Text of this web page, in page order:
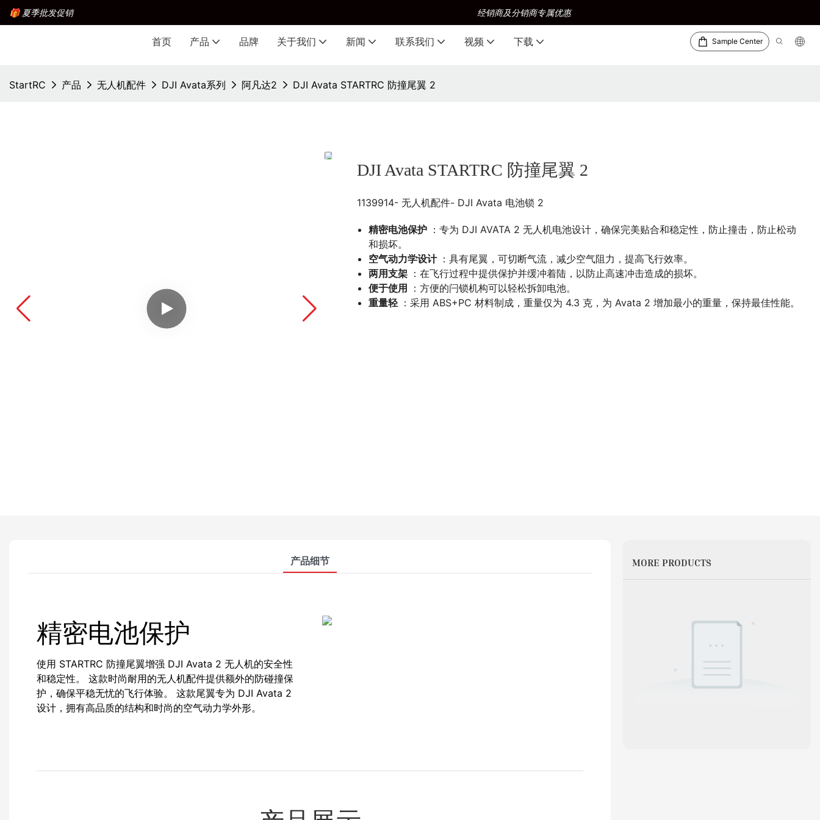
🎁 夏季批发促销 经销商及分销商专属优惠
首页 产品 品牌 关于我们 新闻 联系我们 视频 下载 Sample Center
StartRC 产品 无人机配件 DJI Avata系列 阿凡达2 DJI Avata STARTRC 防撞尾翼 2
DJI Avata STARTRC 防撞尾翼 2
1139914- 无人机配件- DJI Avata 电池锁 2
精密电池保护 ：专为 DJI AVATA 2 无人机电池设计，确保完美贴合和稳定性，防止撞击，防止松动
和损坏。
空气动力学设计 ：具有尾翼，可切断气流，减少空气阻力，提高飞行效率。
两用支架 ：在飞行过程中提供保护并缓冲着陆，以防止高速冲击造成的损坏。
便于使用
：方便的闩锁机构可以轻松拆卸电池。
重量轻 ：采用 ABS+PC 材料制成，重量仅为 4.3 克，为 Avata 2 增加最小的重量，保持最佳性能。
产品细节
精密电池保护
使用 STARTRC 防撞尾翼增强 DJI Avata 2 无人机的安全性
和稳定性。 这款时尚耐用的无人机配件提供额外的防碰撞保
护，确保平稳无忧的飞行体验。 这款尾翼专为 DJI Avata 2
设计，拥有高品质的结构和时尚的空气动力学外形。
MORE PRODUCTS